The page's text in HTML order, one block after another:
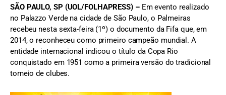
SÃO PAULO, SP (UOL/FOLHAPRESS) –Em evento realizado
no Palazzo Verde na cidade de São Paulo, o Palmeiras
recebeu nesta sexta-feira (1º) o documento da Fifa que, em
2014, o reconheceu como primeiro campeão mundial. A
entidade internacional indicou o título da Copa Rio
conquistado em 1951 como a primeira versão do tradicional
torneio de clubes.